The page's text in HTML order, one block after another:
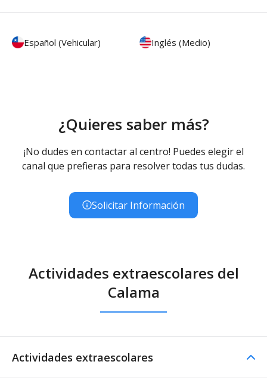
Español (Vehicular) Inglés (Medio)
¿Quieres saber más?
¡No dudes en contactar al centro! Puedes elegir el
canal que prefieras para resolver todas tus dudas.
Solicitar Información
Actividades extraescolares del
Calama
Actividades extraescolares